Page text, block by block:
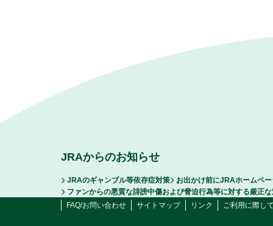
JRAからのお知らせ
JRAのギャンブル等依存症対策
お出かけ前にJRAホームペ
ファンからの悪質な誹謗中傷および脅迫行為等に対する厳正
FAQ/お問い合わせ
サイトマップ リンク ご利用に際し